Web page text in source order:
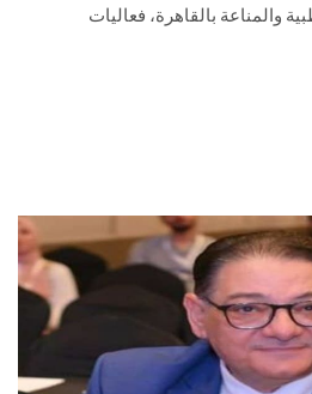
والمناعة بالقاهرة، فعاليات